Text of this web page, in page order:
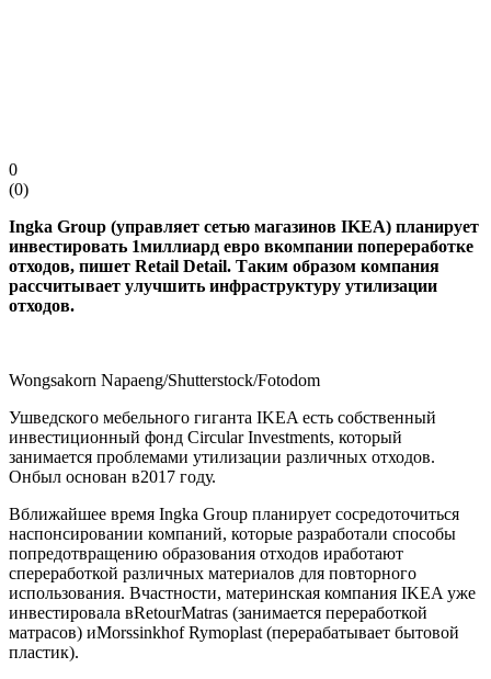
0
(0)
Ingka Group (управляет сетью магазинов IKEA) планирует
инвестировать 1миллиард евро вкомпании попереработке
отходов, пишет Retail Detail. Таким образом компания
рассчитывает улучшить инфраструктуру утилизации
отходов.
Wongsakorn Napaeng/Shutterstock/Fotodom
Ушведского мебельного гиганта IKEA есть собственный
инвестиционный фонд Circular Investments, который
занимается проблемами утилизации различных отходов.
Онбыл основан в2017 году.
Вближайшее время Ingka Group планирует сосредоточиться
наспонсировании компаний, которые разработали способы
попредотвращению образования отходов иработают
спереработкой различных материалов для повторного
использования. Вчастности, материнская компания IKEA уже
инвестировала вRetourMatras (занимается переработкой
матрасов) иMorssinkhof Rymoplast (перерабатывает бытовой
пластик).